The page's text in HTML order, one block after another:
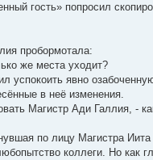
гость» попросил
пробормотала:
же места уходит?
успокоить явно
в неё изменения.
Магистр Ади Галлия, -
по лицу Магистра
коллеги. Но как